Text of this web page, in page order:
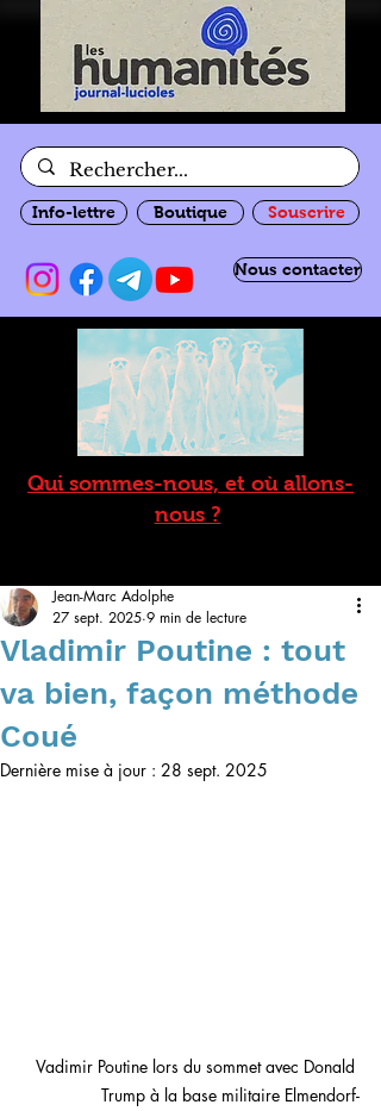
Info-lettre Boutique Souscrire
Nous contacter
Qui sommes-nous, et où allons-
nous ?
Vladimir Poutine : tout
va bien, façon méthode
Coué
Jean-Marc Adolphe
27 sept. 2025 9 min de lecture
Dernière mise à jour : 28 sept. 2025
Vadimir Poutine lors du sommet avec Donald
Trump à la base militaire Elmendorf-